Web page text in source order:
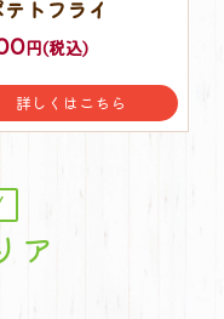
トフライ
円(税込)
詳しくはこちら
ア